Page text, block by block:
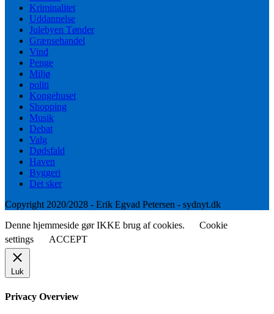
Kriminalitet
Uddannelse
Julebyen Tønder
Grænsehandel
Vind
Penge
Miljø
politi
Kongehuset
Shopping
Musik
Debat
Valg
Dødsfald
Haven
Byggeri
Det sker
Copyright 2020/2028 - Erik Egvad Petersen - sydnyt.dk
Denne hjemmeside gør IKKE brug af cookies.
Cookie
settings
ACCEPT
Luk
Privacy Overview